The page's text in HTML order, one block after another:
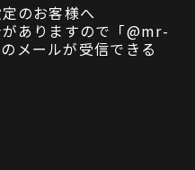
のお客様へ
ありますので「@mr-
メールが受信できる